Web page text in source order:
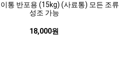
통 반포용 (15kg) (사료통) 모든 조류
성조 가능
18,000원